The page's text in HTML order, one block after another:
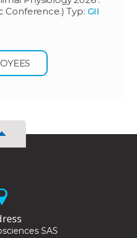
Conference.) Typ: GII
SAS